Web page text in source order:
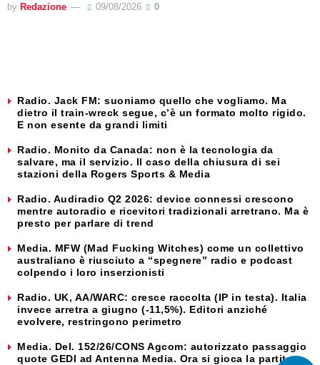
by Redazione 09/08/2026 0
Radio. Jack FM: suoniamo quello che vogliamo. Ma
dietro il train-wreck segue, c’è un formato molto rigido.
E non esente da grandi limiti
Radio. Monito da Canada: non è la tecnologia da
salvare, ma il servizio. Il caso della chiusura di sei
stazioni della Rogers Sports & Media
Radio. Audiradio Q2 2026: device connessi crescono
mentre autoradio e ricevitori tradizionali arretrano. Ma è
presto per parlare di trend
Media. MFW (Mad Fucking Witches) come un collettivo
australiano è riusciuto a “spegnere” radio e podcast
colpendo i loro inserzionisti
Radio. UK, AA/WARC: cresce raccolta (IP in testa). Italia
invece arretra a giugno (-11,5%). Editori anziché
evolvere, restringono perimetro
Media. Del. 152/26/CONS Agcom: autorizzato passaggio
quote GEDI ad Antenna Media. Ora si gioca la partita